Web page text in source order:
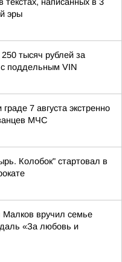
эры
тысяч рублей за
поддельным VIN
7 августа экстренно
МЧС
Колобок" стартовал в
Малков вручил семье
«За любовь и